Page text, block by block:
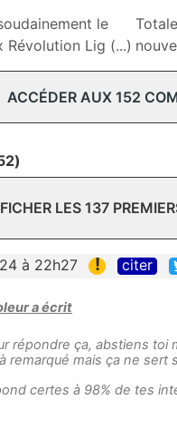
le
Lig (...)
ACCÉDER AUX 152
LES 137
à 22h27 ! citer
a écrit
répondre ça, abstiens toi
remarqué mais ça ne sert
certes à 98% de tes